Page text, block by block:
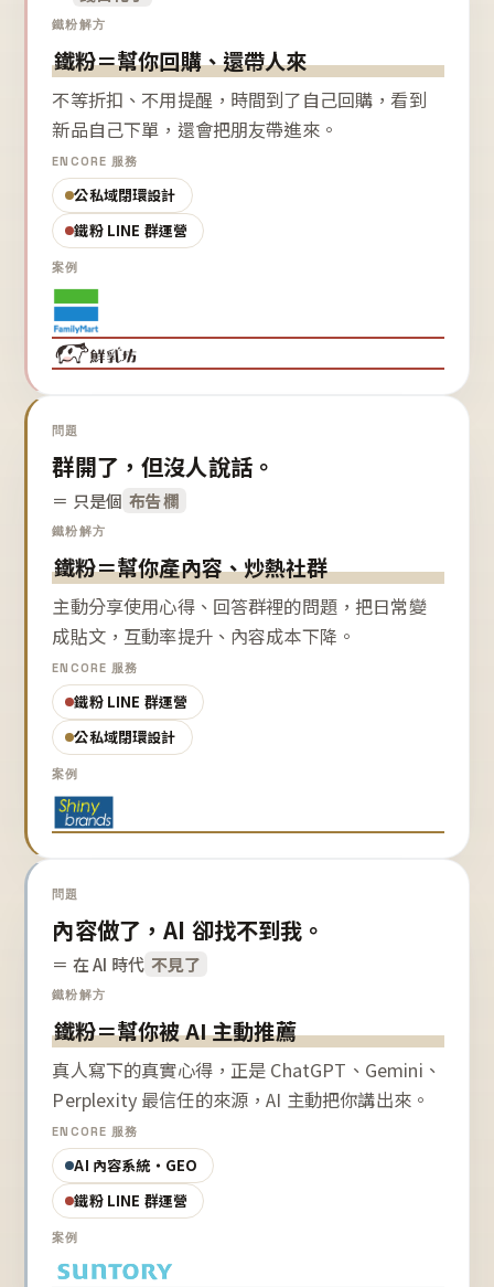
鐵粉解方
鐵粉＝幫你回購、還帶人來
不等折扣、不用提醒，時間到了自己回購，看到
新品自己下單，還會把朋友帶進來。
ENCORE 服務
公私域閉環設計
鐵粉 LINE 群運營
案例
問題
群開了，但沒人說話。
＝ 只是個 布告欄
鐵粉解方
鐵粉＝幫你產內容、炒熱社群
主動分享使用心得、回答群裡的問題，把日常變
成貼文，互動率提升、內容成本下降。
ENCORE 服務
鐵粉 LINE 群運營
公私域閉環設計
案例
問題
內容做了，AI 卻找不到我。
＝ 在 AI 時代 不見了
鐵粉解方
鐵粉＝幫你被 AI 主動推薦
真人寫下的真實心得，正是 ChatGPT、Gemini、
Perplexity 最信任的來源，AI 主動把你講出來。
ENCORE 服務
AI 內容系統・GEO
鐵粉 LINE 群運營
案例